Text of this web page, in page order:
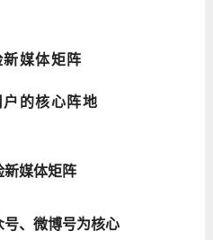
媒体矩阵
的核心阵地
新媒体矩阵
号、微博号为核心